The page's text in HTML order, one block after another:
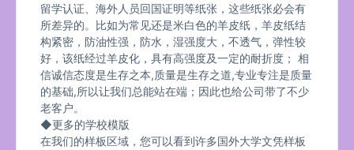
留学认证、海外人员回国证明等纸张，这些纸张必会有
所差异的。比如为常见还是米白色的羊皮纸，羊皮纸结
构紧密，防油性强，防水，湿强度大，不透气，弹性较
好，该纸经过羊皮化，具有高强度及一定的耐折度； 相
信诚信态度是生存之本,质量是生存之道,专业专注是质量
的基础,所以让我们总能站在端；因此也给公司带了不少
老客户。
◆更多的学校模版
在我们的样板区域，您可以看到许多国外大学文凭样板